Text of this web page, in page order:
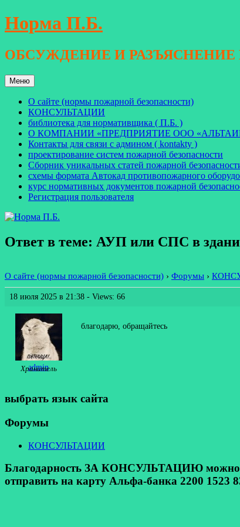
Перейти
к
Норма П.Б.
ОБСУЖДЕНИЕ И
Меню
О сайте (нормы пожарной безопасности)
КОНСУЛЬТАЦИИ
библиотека для нормативщика ( П.Б. )
О КОМПАНИИ «ПРЕДПРИЯТИЕ ООО
Контакты для связи с админом ( kontakty )
проектирование систем пожарной безопасности
Сборник уникальных статей пожарной
схемы формата Автокад противопожарного
курс нормативных документов пожарной
Регистрация пользователя
Ответ в теме: АУП или СПС в
О сайте (нормы пожарной безопасности) › Форумы ›
18 июля 2025 в 21:38 - Views: 66
admin
Хранитель
благодарю, обращайтесь
выбрать язык сайта
Форумы
КОНСУЛЬТАЦИИ
Благодарность ЗА КОНСУЛЬТАЦИЮ можно
отправить на карту Альфа-банка 2200 1523